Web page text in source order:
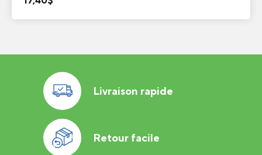
Livraison rapide
Retour facile